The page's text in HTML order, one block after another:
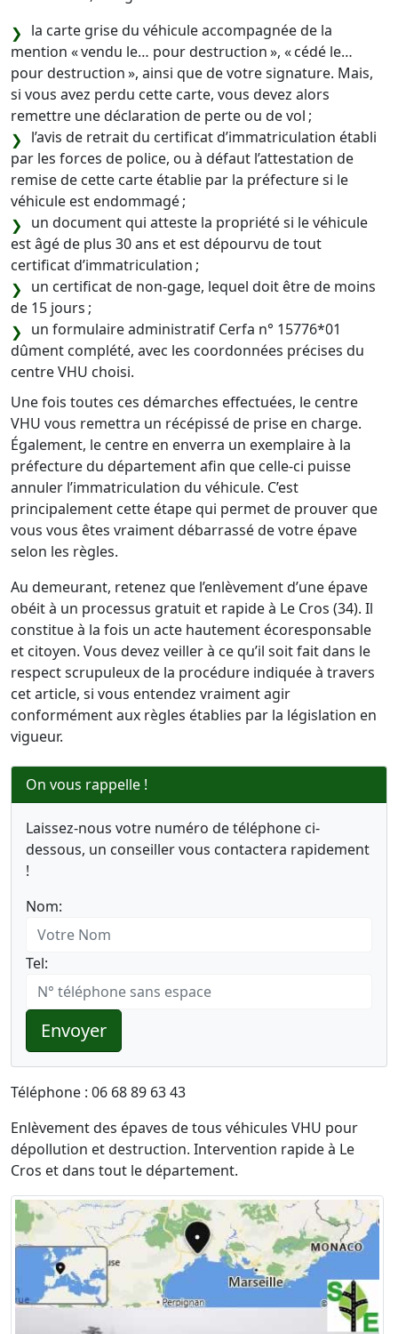
la carte grise du véhicule accompagnée de la
mention « vendu le… pour destruction », « cédé le…
pour destruction », ainsi que de votre signature. Mais,
si vous avez perdu cette carte, vous devez alors
remettre une déclaration de perte ou de vol ;
l’avis de retrait du certificat d’immatriculation établi
par les forces de police, ou à défaut l’attestation de
remise de cette carte établie par la préfecture si le
véhicule est endommagé ;
un document qui atteste la propriété si le véhicule
est âgé de plus 30 ans et est dépourvu de tout
certificat d’immatriculation ;
un certificat de non-gage, lequel doit être de moins
de 15 jours ;
un formulaire administratif Cerfa n° 15776*01
dûment complété, avec les coordonnées précises du
centre VHU choisi.
Une fois toutes ces démarches effectuées, le centre
VHU vous remettra un récépissé de prise en charge.
Également, le centre en enverra un exemplaire à la
préfecture du département afin que celle-ci puisse
annuler l’immatriculation du véhicule. C’est
principalement cette étape qui permet de prouver que
vous vous êtes vraiment débarrassé de votre épave
selon les règles.
Au demeurant, retenez que l’enlèvement d’une épave
obéit à un processus gratuit et rapide à Le Cros (34). Il
constitue à la fois un acte hautement écoresponsable
et citoyen. Vous devez veiller à ce qu’il soit fait dans le
respect scrupuleux de la procédure indiquée à travers
cet article, si vous entendez vraiment agir
conformément aux règles établies par la législation en
vigueur.
On vous rappelle !
Laissez-nous votre numéro de téléphone ci-
dessous, un conseiller vous contactera rapidement
!
Nom:
Tel:
Envoyer
Téléphone : 06 68 89 63 43
Enlèvement des épaves de tous véhicules VHU pour
dépollution et destruction. Intervention rapide à Le
Cros et dans tout le département.